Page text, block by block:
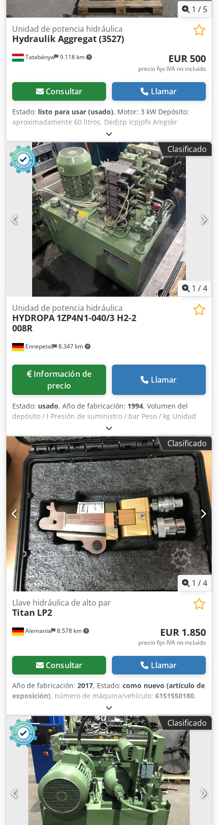
1 / 5
Tatabánya 9.118 km
Unidad de potencia hidráulica
Hydraulik Aggregat(3527)
EUR 500
precio fijo IVA no incluído
Consultar Llamar
Estado: listo para usar (usado), Motor: 3 kW Depósito:
aproximadamente 60 litros. Dedjzp Icpjpfx Amgskr
Clasificado
1 /4
Ennepetal 8.347 km
Unidad de potencia hidráulica
HYDROPA 1ZP4N1-040/3 H2-2
008R
Información de
precio
Llamar
Estado: usado, Año de fabricación: 1994, Volumen del
depósito / l Presión de suministro / bar Peso / kg Unidad
hidráulica HYDROPA 1ZP4N1-040/3 H2-2 008R
Dsdpfszmapcex Amgekr Caudal: 40/8 l/min Potencia: 5,5
kW p máx.: 60/210 bar
Clasificado
1 /4
Alemania 8.578 km
Llave hidráulica de alto par
Titan LP2
EUR 1.850
precio fijo IVA no incluído
Consultar Llamar
Año de fabricación: 2017, Estado: como nuevo (artículo de
exposición), número de máquina/vehículo: 6151550180,
Herramienta de demostración: atornillador hidráulico de
alto par LP2 de TITAN, sin cartucho de tornillos Rango de
par: de 363 a 2476 Nm Salida: compatible con cartuchos
de tornillos (tamaño de llave SW 19 a SW 60) Los cartuchos
de tornillos son opcionales y no están incluidos en el
suministro Peso: según el cartucho, de 2,56 a 3,16 kg
Longitud total con cartucho: 226,1 mm Dkedpfx Ajdv
Scfsmgor Altura total: 31,8 mm Ventajas: -Conexión
patentada de ejes múltiples: manguera de movimiento
libre, posicionamiento multi de la manguera -Diseño
plano: se adapta fácilmente a todos los espacios reducidos
-Dientes de bloqueo de vía ancha únicos -Concepto
Clasificado